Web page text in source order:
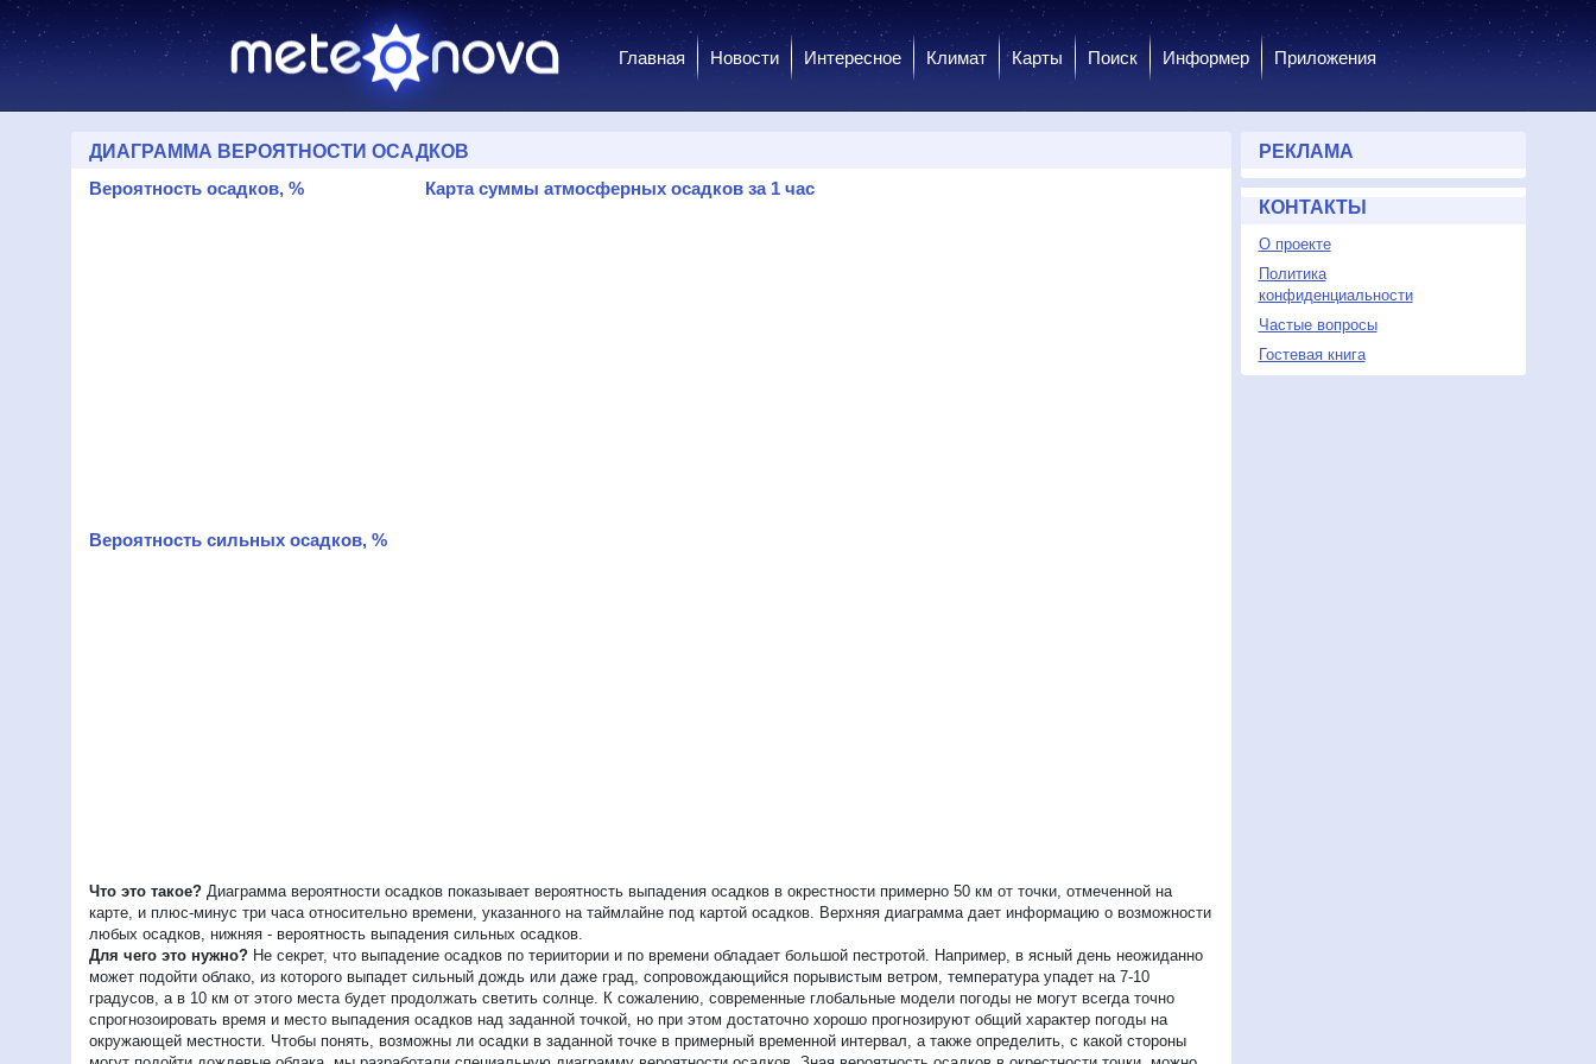
Главная Новости Интересное Климат Карты Поиск Информер Приложения
ДИАГРАММА ВЕРОЯТНОСТИ ОСАДКОВ
Вероятность осадков, %
Вероятность сильных осадков, %
Карта суммы атмосферных осадков за 1 час
Что это такое?Диаграмма вероятности осадков показывает вероятность выпадения осадков в окрестности примерно 50 км от точки, отмеченной на
карте, и плюс-минус три часа относительно времени, указанного на таймлайне под картой осадков. Верхняя диаграмма дает информацию о возможности
любых осадков, нижняя - вероятность выпадения сильных осадков.
Для чего это нужно?Не секрет, что выпадение осадков по териитории и по времени обладает большой пестротой. Например, в ясный день неожиданно
может подойти облако, из которого выпадет сильный дождь или даже град, сопровождающийся порывистым ветром, температура упадет на 7-10
градусов, а в 10 км от этого места будет продолжать светить солнце. К сожалению, современные глобальные модели погоды не могут всегда точно
спрогнозоировать время и место выпадения осадков над заданной точкой, но при этом достаточно хорошо прогнозируют общий характер погоды на
окружающей местности. Чтобы понять, возможны ли осадки в заданной точке в примерный временной интервал, а также определить, с какой стороны
РЕКЛАМА
КОНТАКТЫ
О проекте
Политика
конфиденциальности
Частые вопросы
Гостевая книга